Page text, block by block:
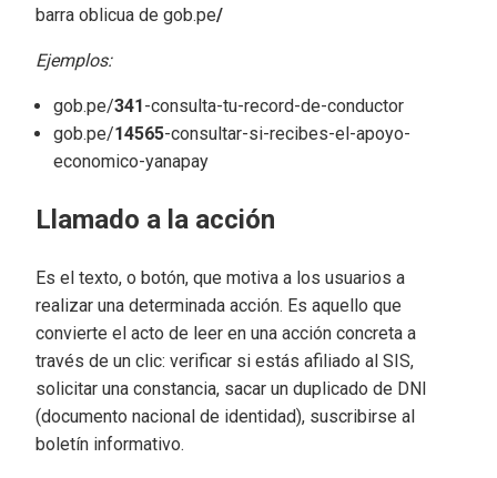
barra oblicua de gob.pe/
Ejemplos:
gob.pe/341-consulta-tu-record-de-conductor
gob.pe/14565-consultar-si-recibes-el-apoyo-
economico-yanapay
Llamado a la acción
Es el texto, o botón, que motiva a los usuarios a
realizar una determinada acción. Es aquello que
convierte el acto de leer en una acción concreta a
través de un clic: verificar si estás afiliado al SIS,
solicitar una constancia, sacar un duplicado de DNI
(documento nacional de identidad), suscribirse al
boletín informativo.